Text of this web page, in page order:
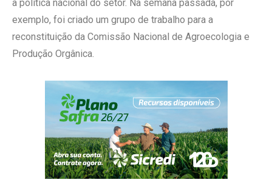
a política nacional do setor. Na semana passada, por
exemplo, foi criado um grupo de trabalho para a
reconstituição da Comissão Nacional de Agroecologia e
Produção Orgânica.